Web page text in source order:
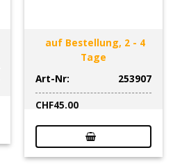
auf Bestellung, 2 - 4
Tage
Art-Nr:
253907
CHF45.00